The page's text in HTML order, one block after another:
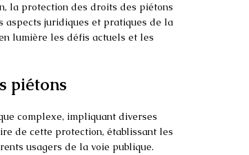
la protection des droits des piétons
aspects juridiques et pratiques de la
lumière les défis actuels et les
piétons
complexe, impliquant diverses
de cette protection, établissant les
usagers de la voie publique.